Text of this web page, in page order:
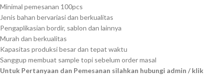
Minimal pemesanan 100pcs
Jenis bahan bervariasi dan berkualitas
Pengaplikasian bordir, sablon dan lainnya
Murah dan berkualitas
Kapasitas produksi besar dan tepat waktu
Sanggup membuat sample topi sebelum order masal
Untuk Pertanyaan dan Pemesanan silahkan hubungi admin / klik